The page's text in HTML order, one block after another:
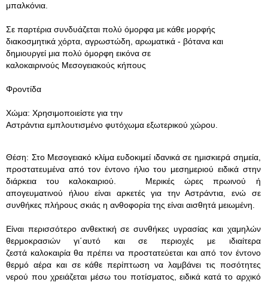
μπαλκόνια.
Σε παρτέρια συνδυάζεται πολύ όμορφα με κάθε μορφής
διακοσμητικά χόρτα, αγρωστώδη, αρωματικά - βότανα και
δημιουργεί μια πολύ όμορφη εικόνα σε
καλοκαιρινούς Μεσογειακούς κήπους
Φροντίδα
Χώμα: Χρησιμοποιείστε για την
Αστράντια εμπλουτισμένο φυτόχωμα εξωτερικού χώρου.
Θέση: Στο Μεσογειακό κλίμα ευδοκιμεί ιδανικά σε ημισκιερά σημεία,
προστατευμένα από τον έντονο ήλιο του μεσημεριού ειδικά στην
διάρκεια του καλοκαιριού. Μερικές ώρες πρωινού ή
απογευματινού ήλιου είναι αρκετές για την Αστράντια, ενώ σε
συνθήκες πλήρους σκιάς η ανθοφορία της είναι αισθητά μειωμένη.
Είναι περισσότερο ανθεκτική σε συνθήκες υγρασίας και χαμηλών
θερμοκρασιών γι΄αυτό και σε περιοχές με ιδιαίτερα
ζεστά καλοκαιρία θα πρέπει να προστατεύεται και από τον έντονο
θερμό αέρα και σε κάθε περίπτωση να λαμβάνει τις ποσότητες
νερού που χρειάζεται μέσω του ποτίσματος, ειδικά κατά το αρχικό